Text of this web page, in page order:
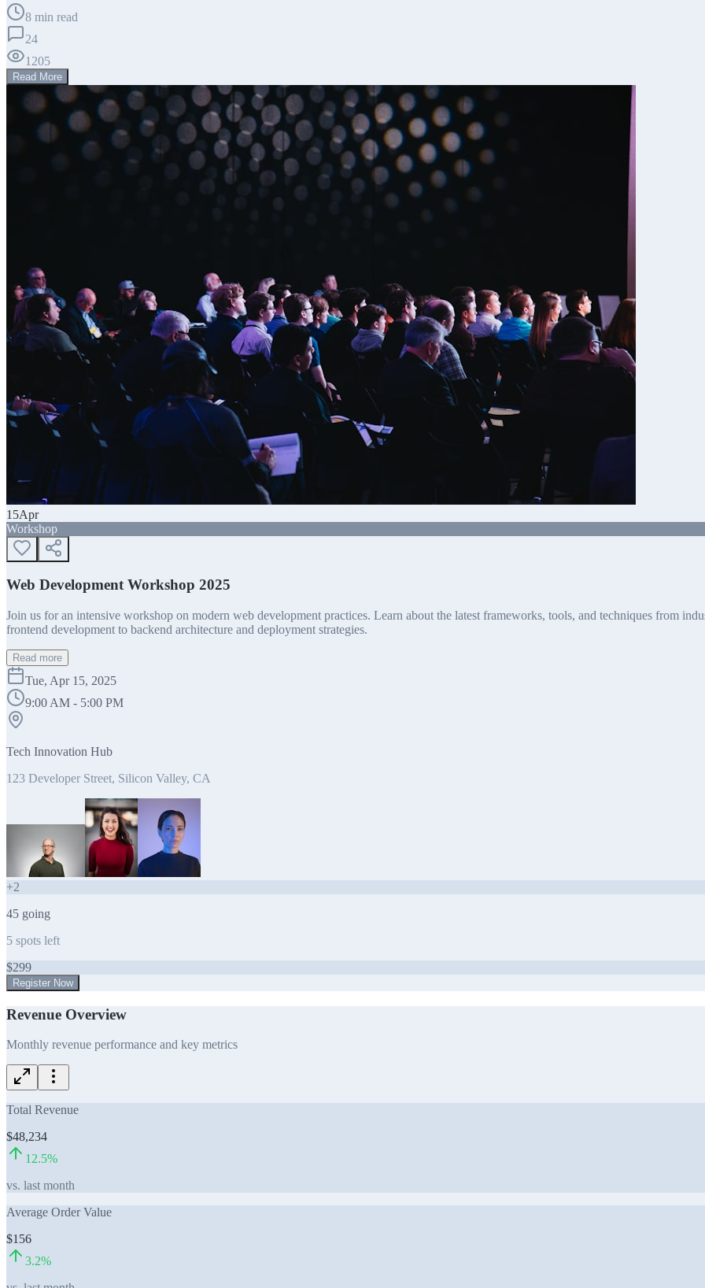
8 min read
24
1205
Read More
15Apr
Workshop
Web Development Workshop 2025
Join us for an intensive workshop on modern web development practices. Learn about the latest frameworks, tools, and techniques from
frontend development to backend architecture and deployment strategies.
Read more
Tue, Apr 15, 2025
9:00 AM - 5:00 PM
Tech Innovation Hub
123 Developer Street, Silicon Valley, CA
+2
45 going
5 spots left
$299
Register Now
Revenue Overview
Monthly revenue performance and key metrics
Total Revenue
$48,234
12.5%
vs. last month
Average Order Value
$156
3.2%